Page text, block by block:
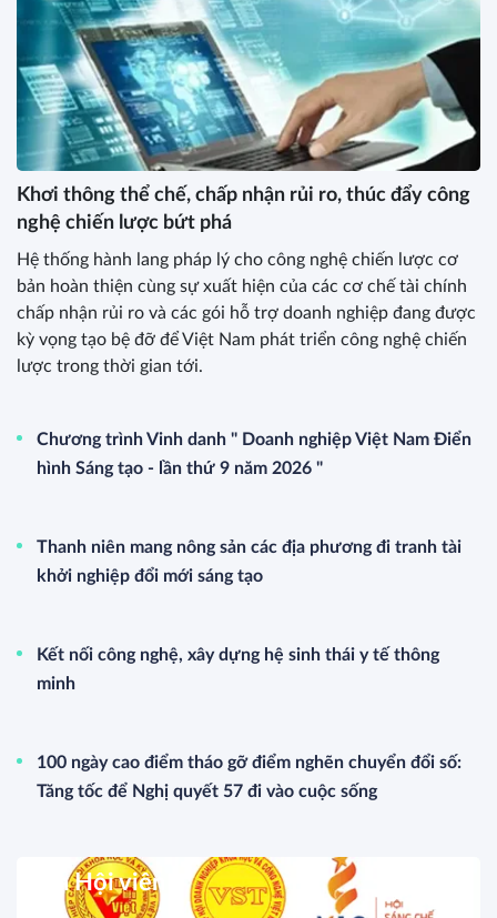
KHÁNH HÒA 2026 - TÔN VINH
TINH HOA DI SẢN VIỆT
17/07/2026
HỘI THẢO “BẢO TỒN CHIM YẾN
GẮN VỚI PHÁT TRIỂN BỀN
KHÁNH HÒA”
16/07/2026
LỄ HỘI ẨM THỰC YẾN SÀO
KHÁNH HÒA 2026 15 NĂM LAN
TỎA TINH HOA DI SẢN VIỆT
tâm hoàn thành các mục tiêu sản
xuất kinh doanh 6 tháng cuối năm
nền kinh tế dựa trên tri thức, dữ
13/07/2026
Hà Nội trước yêu cầu biến khoa
học công nghệ thành động lực tăng
trưởng mới